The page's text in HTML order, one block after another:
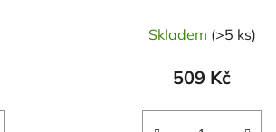
Skladem (>5 ks)
509 Kč